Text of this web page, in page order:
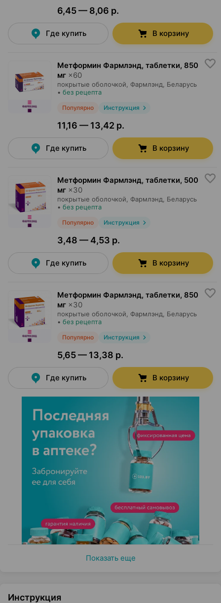
6,45 — 8,06 р.
Где купить В корзину
Метформин Фармлэнд, таблетки, 850
мг ×60
покрытые оболочкой, Фармлэнд , Беларусь
• без рецепта
Популярно Инструкция
11,16 — 13,42 р.
Где купить В корзину
Метформин Фармлэнд, таблетки, 500
мг ×30
покрытые оболочкой, Фармлэнд , Беларусь
• без рецепта
Популярно Инструкция
3,48 — 4,53 р.
Где купить В корзину
Метформин Фармлэнд, таблетки, 850
мг ×30
покрытые оболочкой, Фармлэнд , Беларусь
• без рецепта
Популярно Инструкция
5,65 — 13,38 р.
Где купить В корзину
Показать еще
Инструкция